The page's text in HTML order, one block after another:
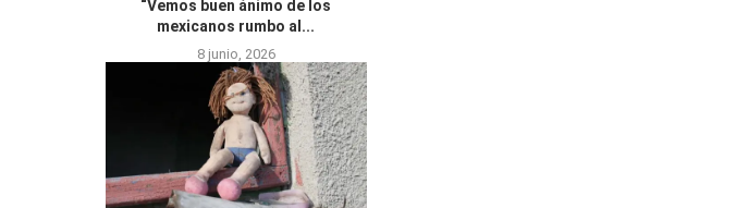
“Vemos buen ánimo de los
mexicanos rumbo al...
8 junio, 2026